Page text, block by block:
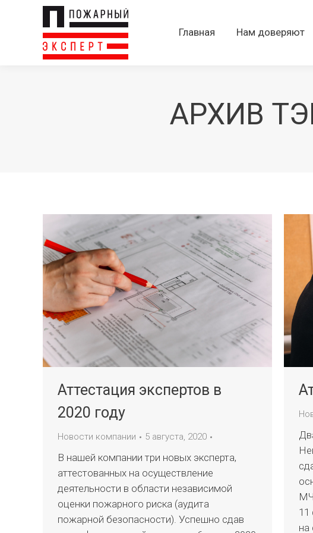
Главная Нам доверяют
АРХИВ
Аттестация экспертов в
2020 году
Новости компании 5 августа, 2020
В нашей компании три новых эксперта,
аттестованных на осуществление
деятельности в области независимой
оценки пожарного риска (аудита
пожарной безопасности). Успешно сдав
11
на